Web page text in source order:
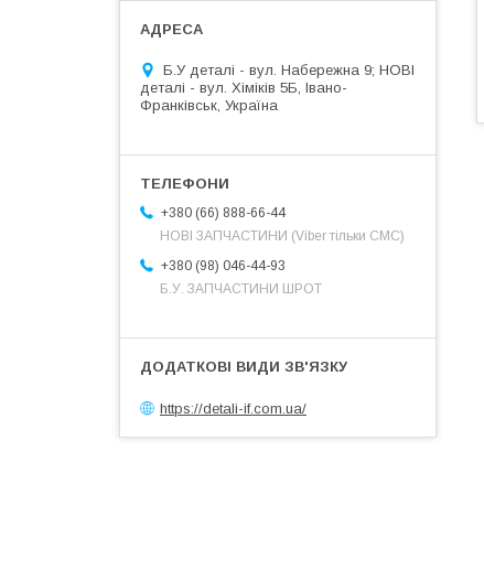
Б.У деталі - вул. Набережна 9; НОВІ
деталі - вул. Хіміків 5Б, Івано-
Франківськ, Україна
+380 (66) 888-66-44
НОВІ ЗАПЧАСТИНИ (Viber тільки СМС)
+380 (98) 046-44-93
Б.У. ЗАПЧАСТИНИ ШРОТ
https://detali-if.com.ua/